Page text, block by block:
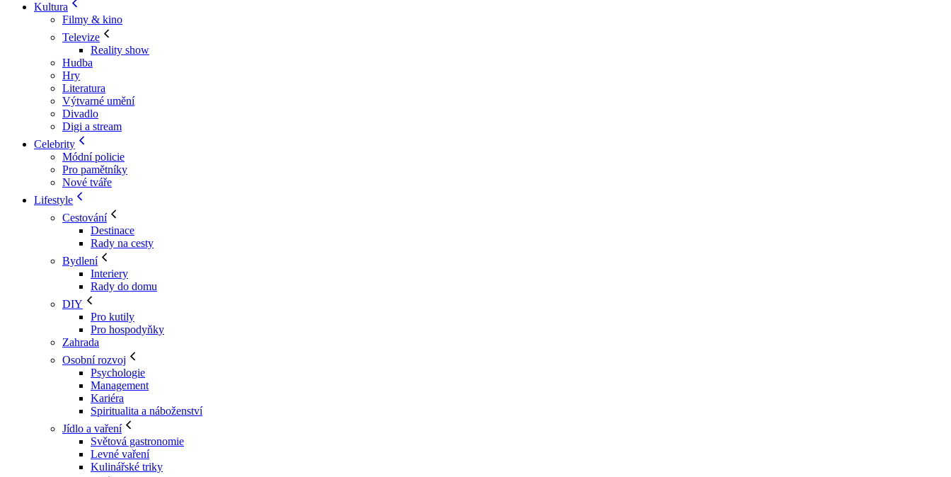
Kultura
Filmy & kino
Televize
Reality show
Hudba
Hry
Literatura
Výtvarné umění
Divadlo
Digi a stream
Celebrity
Módní policie
Pro pamětníky
Nové tváře
Lifestyle
Cestování
Destinace
Rady na cesty
Bydlení
Interiery
Rady do domu
DIY
Pro kutily
Pro hospodyňky
Zahrada
Osobní rozvoj
Psychologie
Management
Kariéra
Spiritualita a náboženství
Jídlo a vaření
Světová gastronomie
Levné vaření
Kulinářské triky